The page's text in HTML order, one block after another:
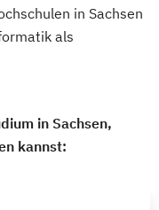
in Sachsen
als
in Sachsen,
kannst: